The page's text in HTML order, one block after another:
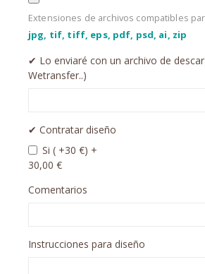
Extensiones de archivos compatibles
jpg, tif, tiff, eps, pdf, psd, ai, zip
✔︎ Lo enviaré con un archivo de
Wetransfer..)
✔︎ Contratar diseño
Si ( +30 €) +
30,00 €
Comentarios
Instrucciones para diseño